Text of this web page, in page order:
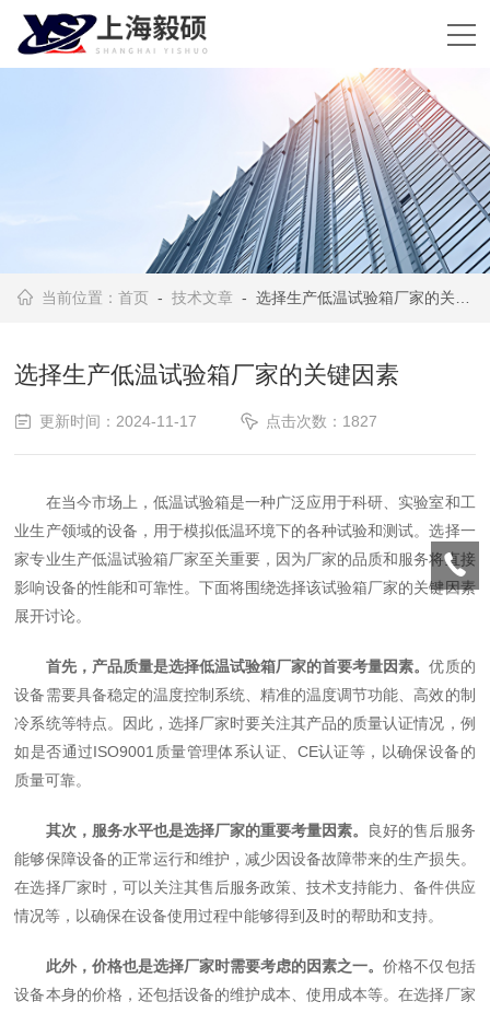
当前位置：首页 -技术文章 - 选择生产低温试验箱厂家的关键因素
选择生产低温试验箱厂家的关键因素
更新时间：2024-11-17 点击次数：1827
在当今市场上，低温试验箱是一种广泛应用于科研、实验室和工
业生产领域的设备，用于模拟低温环境下的各种试验和测试。选择一
家专业生产低温试验箱厂家至关重要，因为厂家的品质和服务将直接
影响设备的性能和可靠性。下面将围绕选择该试验箱厂家的关键因素
展开讨论。
首先，产品质量是选择低温试验箱厂家的首要考量因素。优质的
设备需要具备稳定的温度控制系统、精准的温度调节功能、高效的制
冷系统等特点。因此，选择厂家时要关注其产品的质量认证情况，例
如是否通过ISO9001质量管理体系认证、CE认证等，以确保设备的
质量可靠。
其次，服务水平也是选择厂家的重要考量因素。
良好的售后服务
能够保障设备的正常运行和维护，减少因设备故障带来的生产损失。
在选择厂家时，可以关注其售后服务政策、技术支持能力、备件供应
情况等，以确保在设备使用过程中能够得到及时的帮助和支持。
此外，价格也是选择厂家时需要考虑的因素之一。价格不仅包括
设备本身的价格，还包括设备的维护成本、使用成本等。在选择厂家